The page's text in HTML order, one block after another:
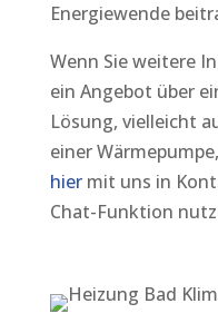
Energiewende
Wenn Sie weitere
ein Angebot über
Lösung, vielleicht
einer
hiermit uns in
Chat-Funktion